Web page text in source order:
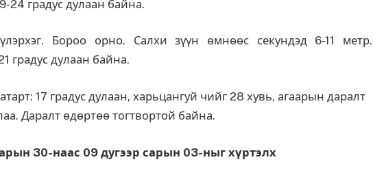
24 градус дулаан байна.
Бороо орно. Салхи зүүн өмнөөс секундэд 6-11 метр.
градус дулаан байна.
17 градус дулаан, харьцангуй чийг 28 хувь, агаарын даралт
Даралт өдөртөө тогтвортой байна.
30-наас 09 дугээр сарын 03-ныг хүртэлх